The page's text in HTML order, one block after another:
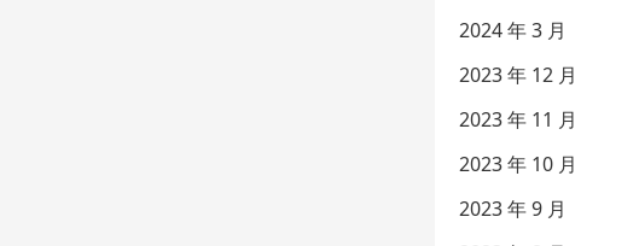
2024 年 3 月
2023 年 12 月
2023 年 11 月
2023 年 10 月
2023 年 9 月